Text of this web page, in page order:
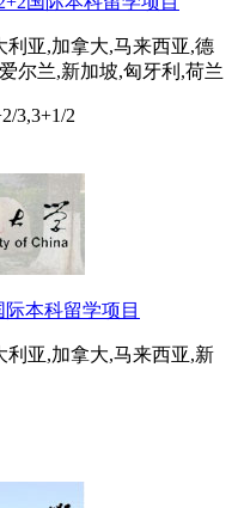
利亚,加拿大,马来西亚,德
尔兰,新加坡,匈牙利,荷兰
3,3+1/2
本科留学项目
利亚,加拿大,马来西亚,新